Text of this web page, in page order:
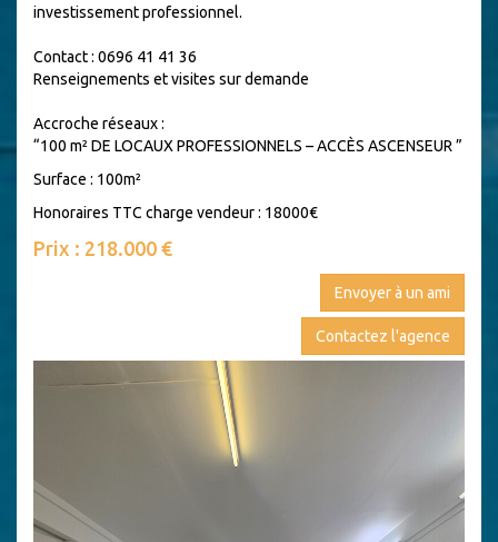
investissement professionnel.
Contact : 0696 41 41 36
Renseignements et visites sur demande
Accroche réseaux :
“100 m² DE LOCAUX PROFESSIONNELS – ACCÈS ASCENSEUR ”
Surface : 100m²
Honoraires TTC charge vendeur : 18000€
Prix : 218.000 €
Envoyer à un ami
Contactez l'agence